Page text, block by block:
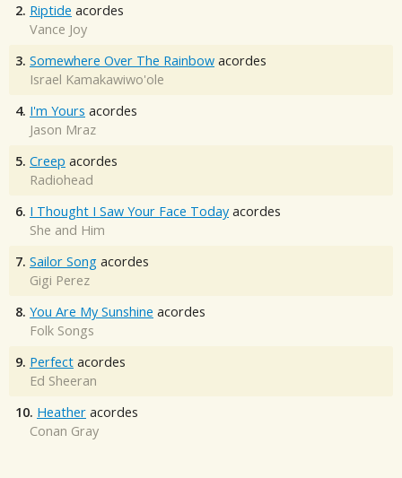
2. Riptide acordes
Vance Joy
3. Somewhere Over The Rainbow acordes
Israel Kamakawiwo'ole
4. I'm Yours acordes
Jason Mraz
5. Creep acordes
Radiohead
6. I Thought I Saw Your Face Today acordes
She and Him
7. Sailor Song acordes
Gigi Perez
8. You Are My Sunshine acordes
Folk Songs
9. Perfect acordes
Ed Sheeran
10. Heather acordes
Conan Gray